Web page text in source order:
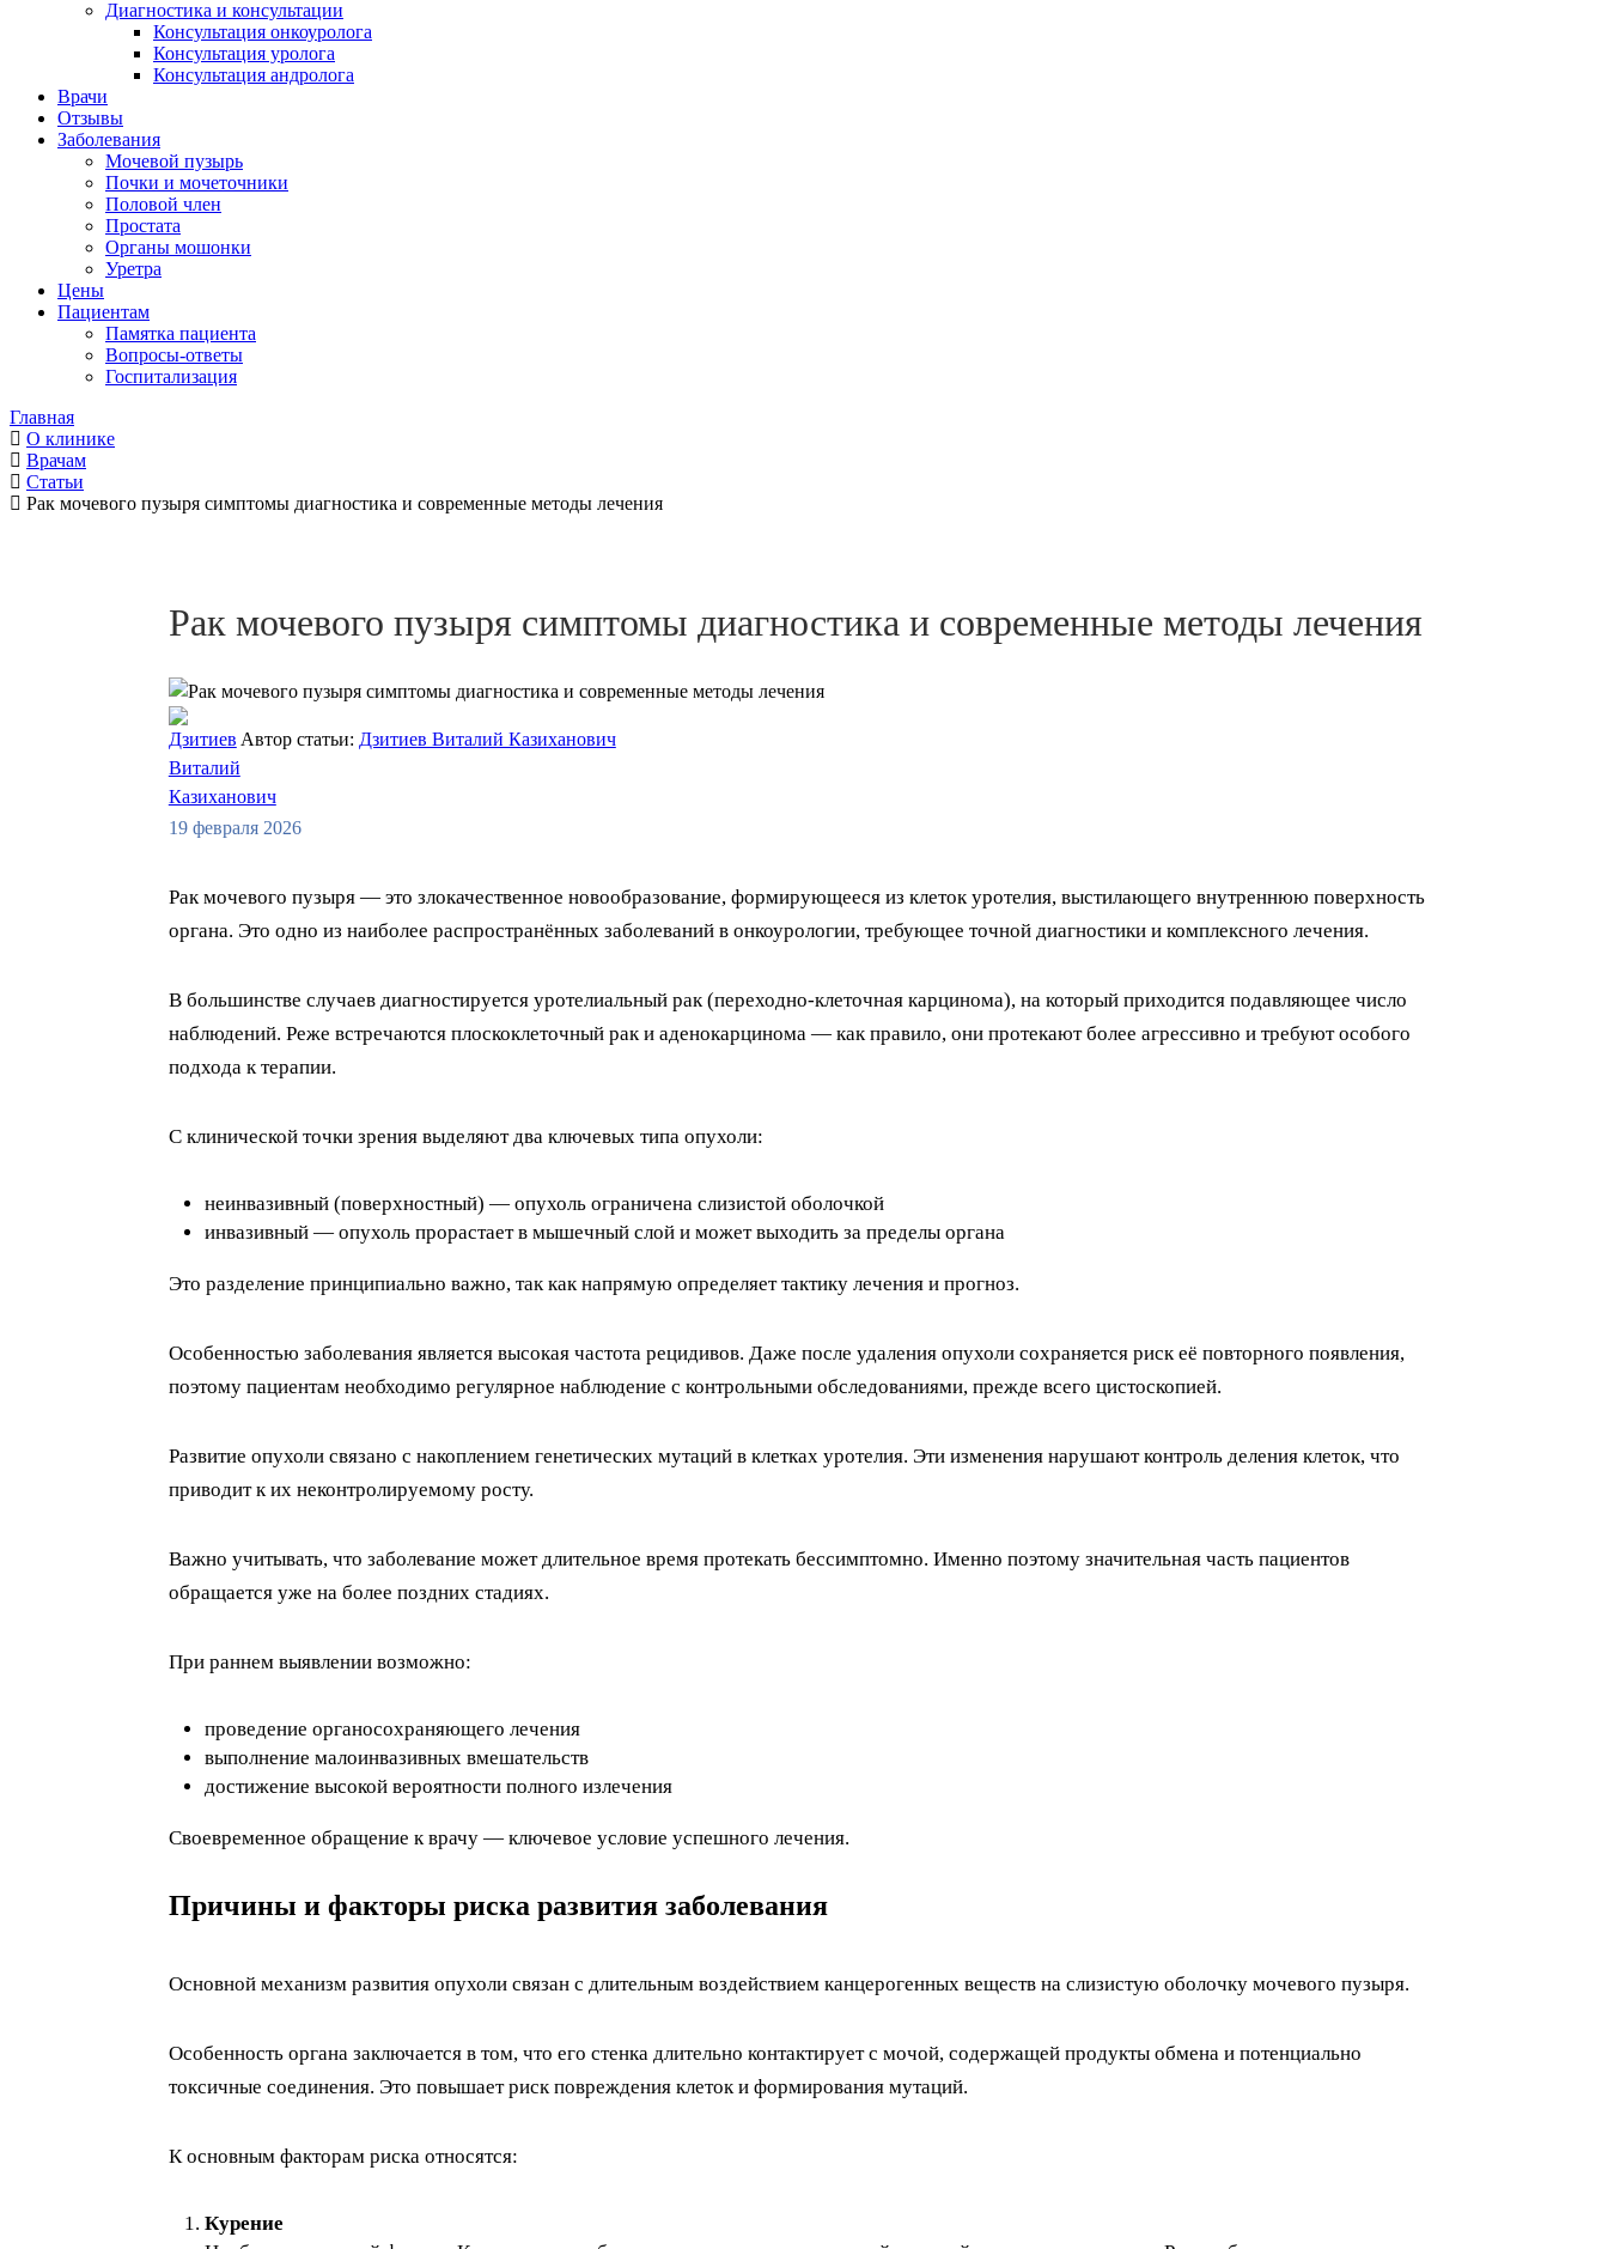
Диагностика и консультации
Консультация онкоуролога
Консультация уролога
Консультация андролога
Врачи
Отзывы
Заболевания
Мочевой пузырь
Почки и мочеточники
Половой член
Простата
Органы мошонки
Уретра
Цены
Пациентам
Памятка пациента
Вопросы-ответы
Госпитализация
Главная
О клинике
Врачам
Статьи
Рак мочевого пузыря симптомы диагностика и современные методы лечения
Рак мочевого пузыря симптомы диагностика и современные методы лечения
Автор статьи: Дзитиев Виталий Казиханович
19 февраля 2026
Рак мочевого пузыря — это злокачественное новообразование, формирующееся из клеток уротелия, выстилающего внутреннюю поверхность
органа. Это одно из наиболее распространённых заболеваний в онкоурологии, требующее точной диагностики и комплексного лечения.
В большинстве случаев диагностируется уротелиальный рак (переходно-клеточная карцинома), на который приходится подавляющее число
наблюдений. Реже встречаются плоскоклеточный рак и аденокарцинома — как правило, они протекают более агрессивно и требуют особого
подхода к терапии.
С клинической точки зрения выделяют два ключевых типа опухоли:
неинвазивный (поверхностный) — опухоль ограничена слизистой оболочкой
инвазивный — опухоль прорастает в мышечный слой и может выходить за пределы органа
Это разделение принципиально важно, так как напрямую определяет тактику лечения и прогноз.
Особенностью заболевания является высокая частота рецидивов. Даже после удаления опухоли сохраняется риск её повторного появления,
поэтому пациентам необходимо регулярное наблюдение с контрольными обследованиями, прежде всего цистоскопией.
Развитие опухоли связано с накоплением генетических мутаций в клетках уротелия. Эти изменения нарушают контроль деления клеток, что
приводит к их неконтролируемому росту.
Важно учитывать, что заболевание может длительное время протекать бессимптомно. Именно поэтому значительная часть пациентов
обращается уже на более поздних стадиях.
При раннем выявлении возможно:
проведение органосохраняющего лечения
выполнение малоинвазивных вмешательств
достижение высокой вероятности полного излечения
Своевременное обращение к врачу — ключевое условие успешного лечения.
Причины и факторы риска развития заболевания
Основной механизм развития опухоли связан с длительным воздействием канцерогенных веществ на слизистую оболочку мочевого пузыря.
Особенность органа заключается в том, что его стенка длительно контактирует с мочой, содержащей продукты обмена и потенциально
токсичные соединения. Это повышает риск повреждения клеток и формирования мутаций.
К основным факторам риска относятся:
Курение